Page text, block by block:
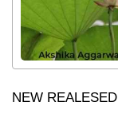
NEW REALESED